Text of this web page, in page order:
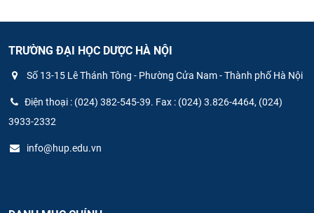
TRƯỜNG ĐẠI HỌC DƯỢC HÀ NỘI
Số 13-15 Lê Thánh Tông - Phường Cửa Nam - Thành phố Hà Nội
Điện thoại : (024) 382-545-39. Fax : (024) 3.826-4464, (024)
3933-2332
info@hup.edu.vn